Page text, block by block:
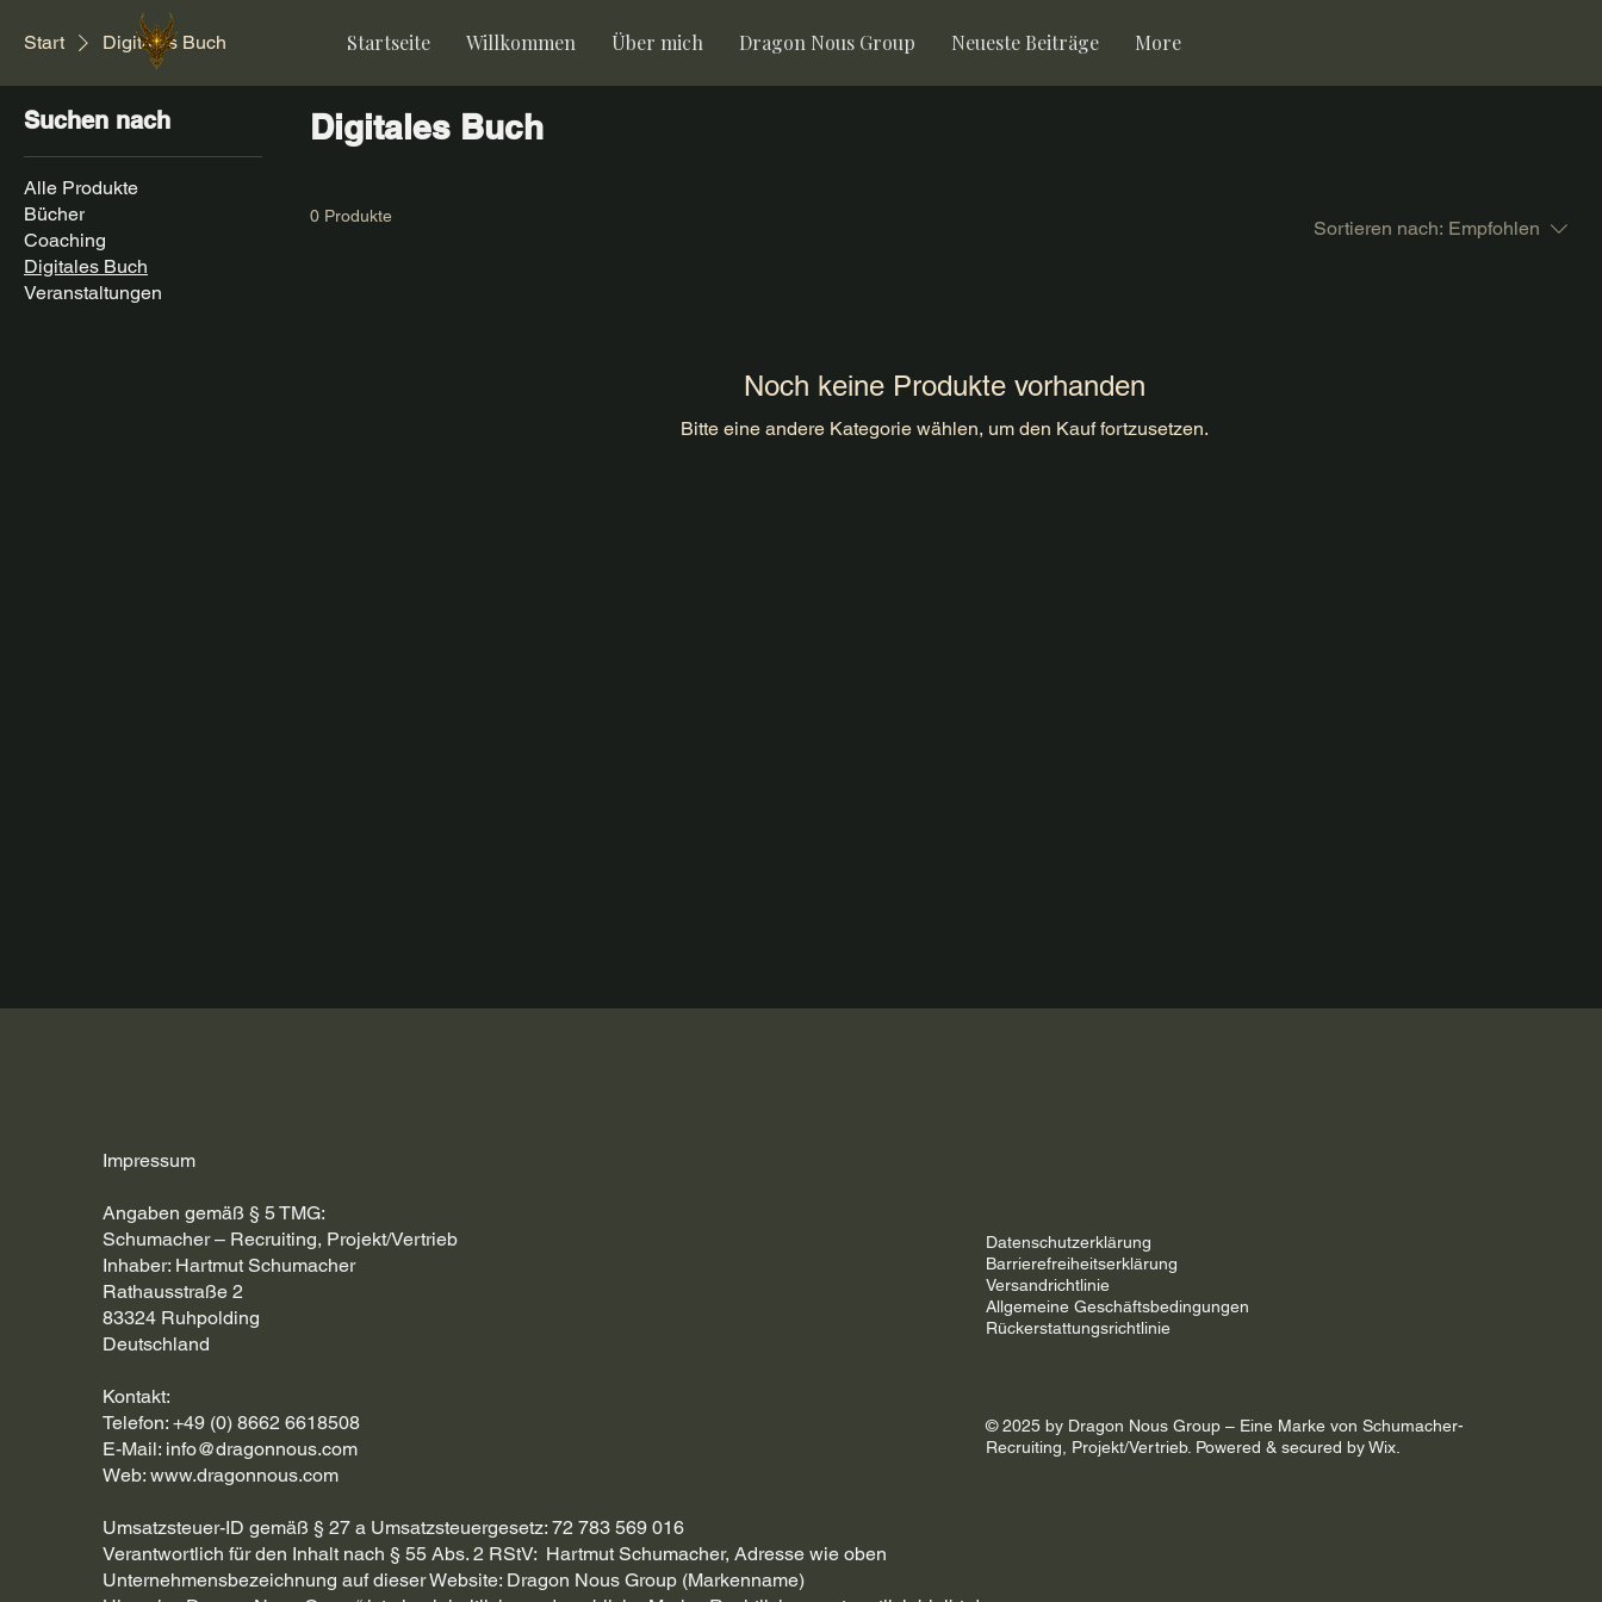
Startseite Willkommen Über mich Dragon Nous Group Neueste Beiträge More
Start Digitales Buch
Suchen nach
Alle Produkte
Bücher
Coaching
Digitales Buch
Veranstaltungen
Digitales Buch
0 Produkte
Sortieren nach: Empfohlen
Noch keine Produkte vorhanden
Bitte eine andere Kategorie wählen, um den Kauf fortzusetzen.
Impressum
Angaben gemäß § 5 TMG:
Schumacher – Recruiting, Projekt/Vertrieb
Inhaber: Hartmut Schumacher
Rathausstraße 2
83324 Ruhpolding
Deutschland
Kontakt:
Telefon: +49 (0) 8662 6618508
E-Mail: info@dragonnous.com
Web: www.dragonnous.com
Umsatzsteuer-ID gemäß § 27 a Umsatzsteuergesetz: 72 783 569 016
Verantwortlich für den Inhalt nach § 55 Abs. 2 RStV: Hartmut Schumacher, Adresse wie oben
Unternehmensbezeichnung auf dieser Website: Dragon Nous Group (Markenname)
Datenschutzerklärung
Barrierefreiheitserklärung
Versandrichtlinie
Allgemeine Geschäftsbedingungen
Rückerstattungsrichtlinie
© 2025 by Dragon Nous Group – Eine Marke von Schumacher-
Recruiting, Projekt/Vertrieb. Powered & secured by Wix.